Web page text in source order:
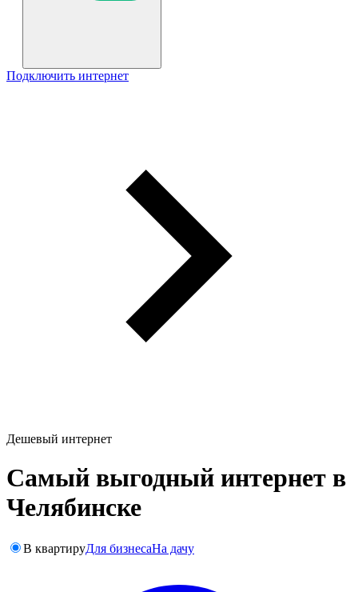
Подключить интернет
Дешевый интернет
Самый выгодный интернет в
Челябинске
В квартируДля бизнесаНа дачу